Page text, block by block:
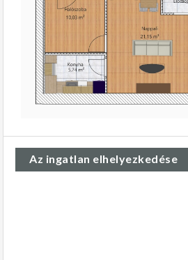
Az ingatlan elhelyezkedése